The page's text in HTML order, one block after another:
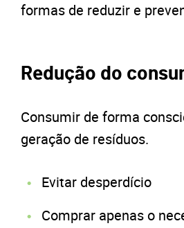
formas de reduzir e
Redução do
Consumir de forma
geração de resíduos.
Evitar desperdício
Comprar apenas o